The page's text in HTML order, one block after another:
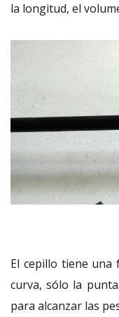
la longitud, el
El cepillo tiene una
curva, sólo la
para alcanzar las